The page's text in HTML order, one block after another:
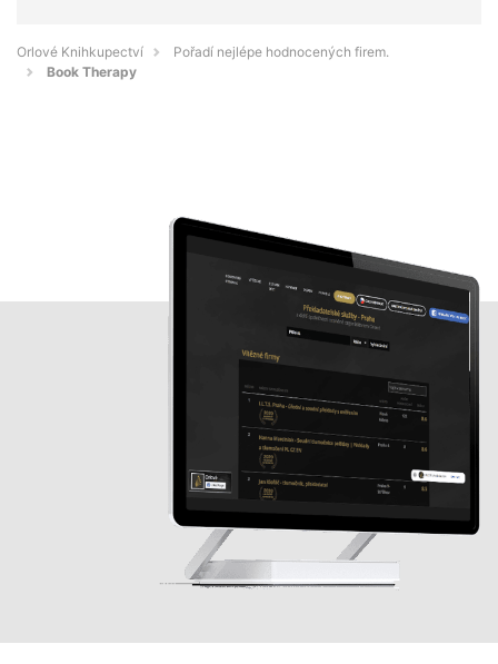
Orlové Knihkupectví
Pořadí nejlépe hodnocených firem.
Book Therapy